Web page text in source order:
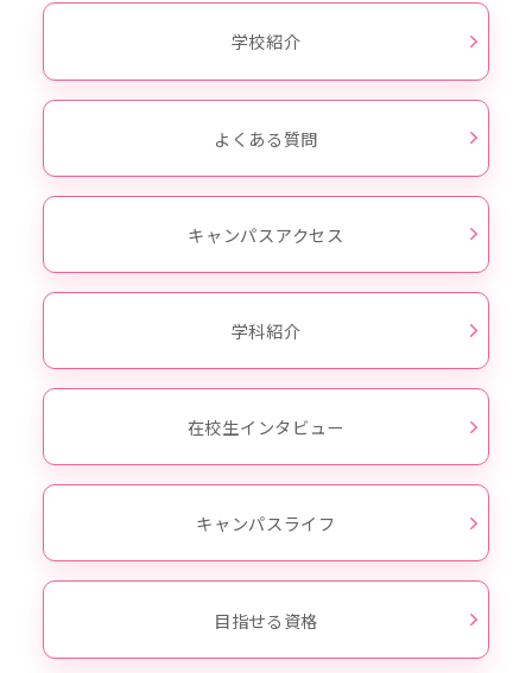
学校紹介
よくある質問
キャンパスアクセス
学科紹介
在校生インタビュー
キャンパスライフ
目指せる資格